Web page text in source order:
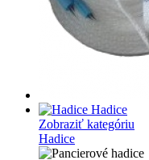
Hadice
Zobraziť kategóriu
Hadice